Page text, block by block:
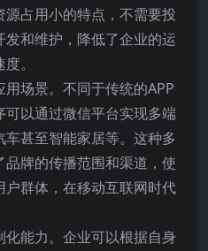
占用小的特点，不需要投
和维护，降低了企业的运
。
场景。不同于传统的APP
以通过微信平台实现多端
甚至智能家居等。这种多
牌的传播范围和渠道，使
群体，在移动互联网时代
能力。企业可以根据自身